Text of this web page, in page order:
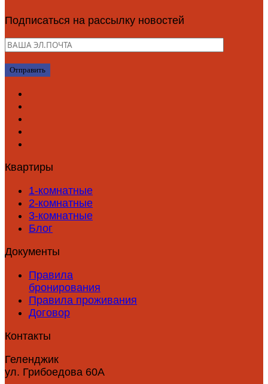
Подписаться на рассылку новостей
Квартиры
1-комнатные
2-комнатные
3-комнатные
Блог
Документы
Правила
бронирования
Правила проживания
Договор
Контакты
Геленджик
ул. Грибоедова 60А